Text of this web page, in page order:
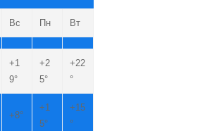
Вс Пн Вт
+1
9°
+2
5°
+22
°
+8°
+1
5°
+15
°